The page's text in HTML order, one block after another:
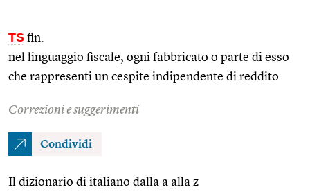
TS fin.
nel linguaggio fiscale, ogni fabbricato o parte di esso
che rappresenti un cespite indipendente di reddito
Correzioni e suggerimenti
Condividi
Il dizionario di italiano dalla a alla z